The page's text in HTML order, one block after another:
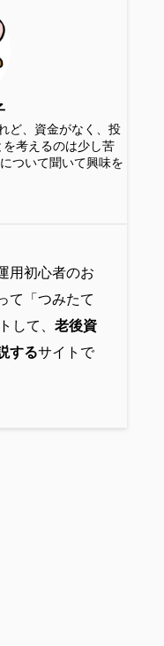
ど、資金がなく、投
考えるのは少し苦
ついて聞いて興味を
用初心者のお
て「つみたて
して、 老後資
するサイトで